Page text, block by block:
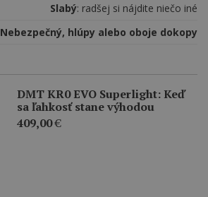
Slabý: radšej si nájdite niečo iné
Nebezpečný, hlúpy alebo oboje dokopy
DMT KR0 EVO Superlight: Keď
sa ľahkosť stane výhodou
409,00€